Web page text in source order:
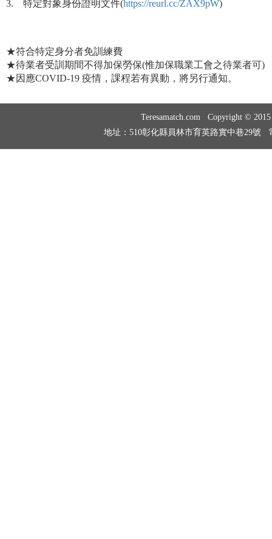
3. 特定對象身份證明文件(https://reurl.cc/ZAX9pW)
★符合特定身分者免訓練費
★待業者受訓期間不得加保勞保(惟加保職業工會之待業者可)
★因應COVID-19 疫情，課程若有異動，將另行通知。
Teresamatch.com Copyright ©
地址：510彰化縣員林市育英路實中巷29號